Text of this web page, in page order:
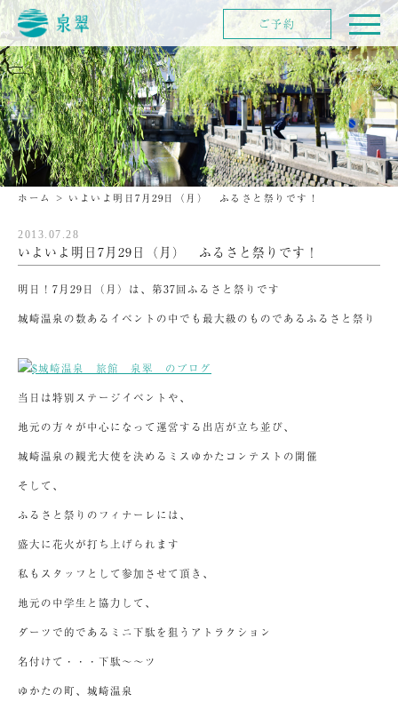
ホーム > いよいよ明日7月29日（月） ふるさと祭りです！
2013.07.28
いよいよ明日7月29日（月） ふるさと祭りです！
明日！7月29日（月）は、第37回ふるさと祭りです
城崎温泉の数あるイベントの中でも最大級のものであるふるさと祭り
当日は特別ステージイベントや、
地元の方々が中心になって運営する出店が立ち並び、
城崎温泉の観光大使を決めるミスゆかたコンテストの開催
そして、
ふるさと祭りのフィナーレには、
盛大に花火が打ち上げられます
私もスタッフとして参加させて頂き、
地元の中学生と協力して、
ダーツで的であるミニ下駄を狙うアトラクション
名付けて・・・下駄～～ツ
ゆかたの町、城崎温泉
ご予約